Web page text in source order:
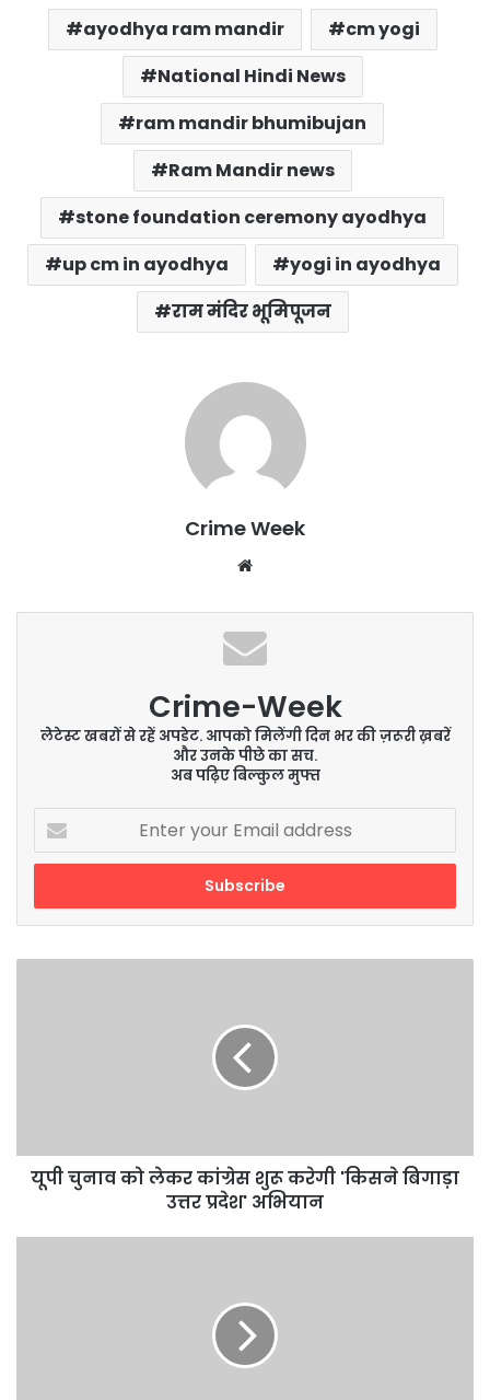
ayodhya ram mandir
cm yogi
National Hindi News
ram mandir bhumibujan
Ram Mandir news
stone foundation ceremony ayodhya
up cm in ayodhya
yogi in ayodhya
राम मंदिर भूमिपूजन
Crime Week
Crime-Week
लेटेस्ट खबरों से रहें अपडेट. आपको मिलेंगी दिन भर की ज़रूरी ख़बरें
और उनके पीछे का सच.
अब पढ़िए बिल्कुल मुफ्त
your
Email
बिगाड़ा
उत्तर
यूपी चुनाव को लेकर कांग्रेस शुरू करेगी 'किसने बिगाड़ा
उत्तर प्रदेश' अभियान